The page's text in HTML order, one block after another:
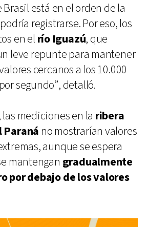
Brasil está en el orden de la
registrarse. Por eso, los
en el río Iguazú, que
leve repunte para mantener
cercanos a los 10.000
segundo”, detalló.
mediciones en la ribera
no mostrarían valores
aunque se espera
mantengan gradualmente
por debajo de los valores